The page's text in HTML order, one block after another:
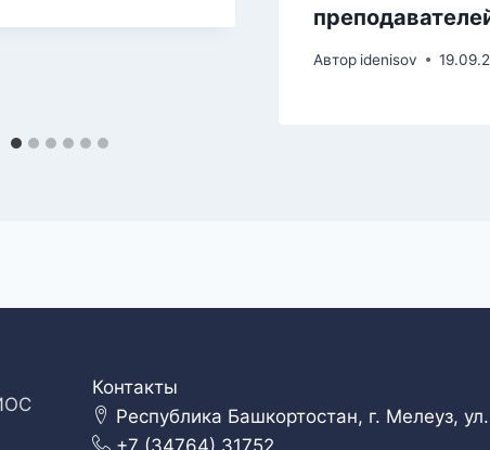
Автор idenisov
Контакты
Республика Башкортостан, г. Мелеуз,